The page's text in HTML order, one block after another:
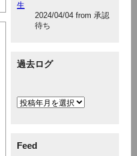
生
2024/04/04 from 承認
待ち
過去ログ
Feed